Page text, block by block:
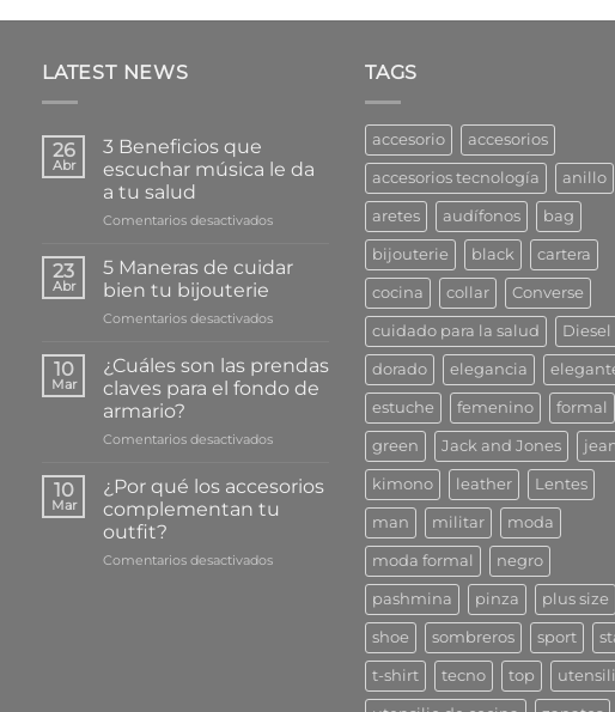
LATEST NEWS
26
Abr
3 Beneficios que
escuchar música le da
a tu salud
Comentarios desactivadosen
Beneficios
que
música
da
a
23
Abr
5 Maneras de cuidar
bien tu bijouterie
Comentarios desactivadosen
Maneras
de
cuidar
tu
10
Mar
¿Cuáles son las prendas
claves para el fondo de
armario?
Comentarios desactivadosen
las
prendas
para
10
Mar
¿Por qué los accesorios
complementan tu
outfit?
Comentarios desactivadosen
complementan
TAGS
accesorio accesorios
accesorios tecnología anillo
aretes audífonos bag
bijouterie black cartera
cocina collar Converse
cuidado para la salud Diesel
dorado elegancia
estuche femenino formal
green Jack and Jones
kimono leather Lentes
man militar moda
moda formal negro
pashmina pinza plus size
shoe sombreros sport
t-shirt tecno top